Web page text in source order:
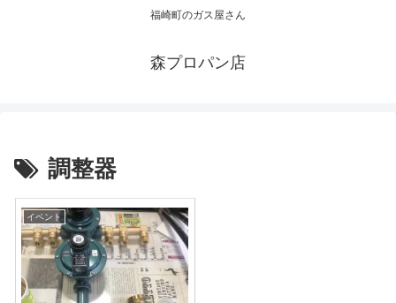
福崎町のガス屋さん
森プロパン店
調整器
イベント